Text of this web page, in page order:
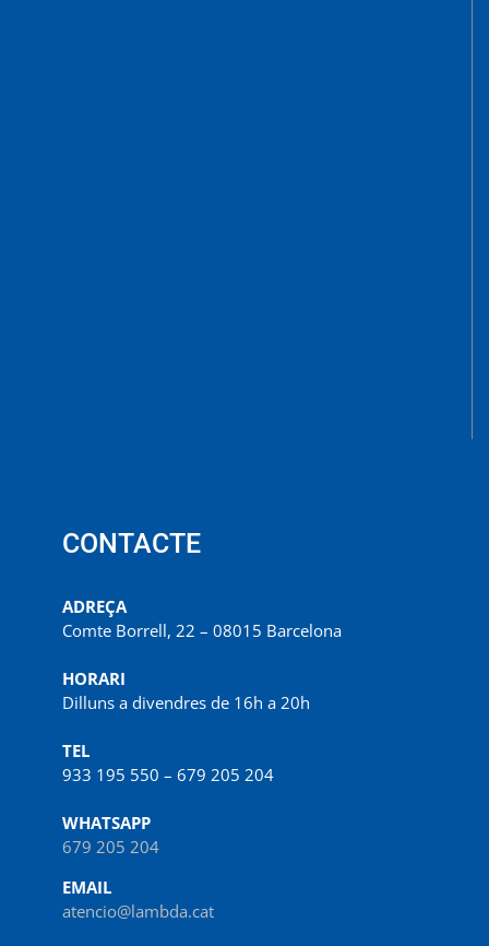
CONTACTE
ADREÇA
Comte Borrell, 22 – 08015 Barcelona
HORARI
Dilluns a divendres de 16h a 20h
TEL
933 195 550 – 679 205 204
WHATSAPP
679 205 204
EMAIL
atencio@lambda.cat